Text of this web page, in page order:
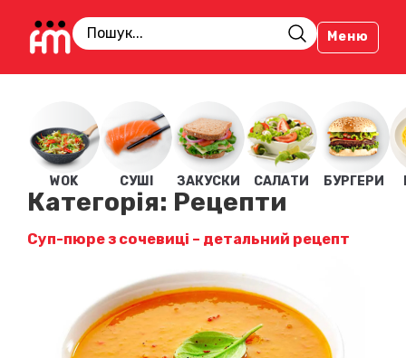
Меню
WOK СУШІ ЗАКУСКИ САЛАТИ БУРГЕРИ
Категорія: Рецепти
Суп-пюре з сочевиці – детальний рецепт